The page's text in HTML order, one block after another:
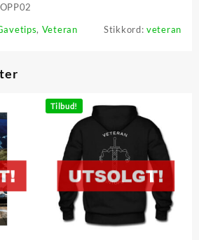
, Veteran Stikkord:veteran
Tilbud!